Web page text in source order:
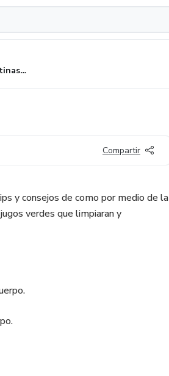
Alimentación, rutinas y jugos verdes
Compartir
y consejos de como por medio de la
verdes que limpiaran y